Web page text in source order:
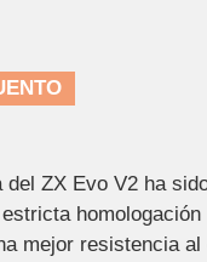
ZX Evo V2 ha
homologación
mejor resistencia